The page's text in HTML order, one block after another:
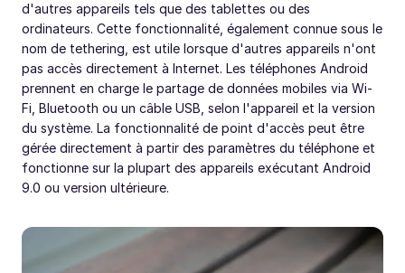
d'autres appareils tels que des tablettes ou des
ordinateurs. Cette fonctionnalité, également connue sous le
nom de tethering, est utile lorsque d'autres appareils n'ont
pas accès directement à Internet. Les téléphones Android
prennent en charge le partage de données mobiles via Wi-
Fi, Bluetooth ou un câble USB, selon l'appareil et la version
du système. La fonctionnalité de point d'accès peut être
gérée directement à partir des paramètres du téléphone et
fonctionne sur la plupart des appareils exécutant Android
9.0 ou version ultérieure.